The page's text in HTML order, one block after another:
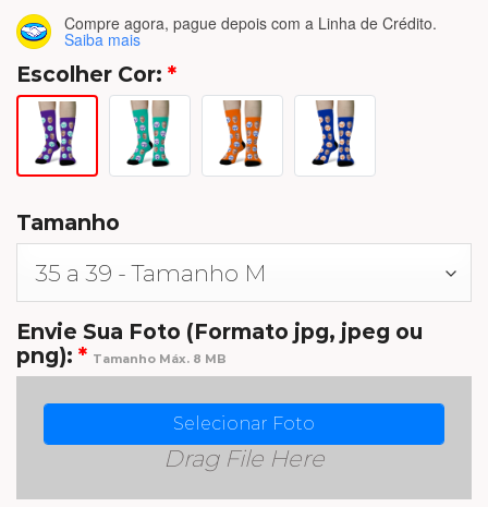
Compre agora, pague depois com a Linha de Crédito.
Saiba mais
Escolher Cor: *
Tamanho
Envie Sua Foto (Formato jpg, jpeg ou
png): * Tamanho Máx. 8 MB
Selecionar Foto
Drag File Here